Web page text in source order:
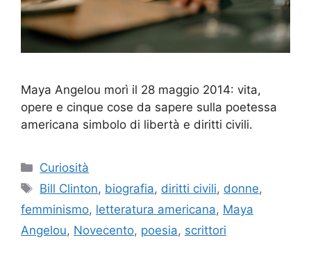
Maya Angelou morì il 28 maggio 2014: vita,
opere e cinque cose da sapere sulla poetessa
americana simbolo di libertà e diritti civili.
Categorie
Curiosità
Tag
Bill Clinton, biografia, diritti civili, donne,
femminismo, letteratura americana, Maya
Angelou, Novecento, poesia, scrittori